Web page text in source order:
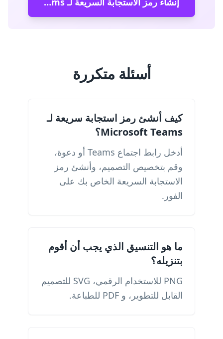
أسئلة متكررة
كيف أنشئ رمز استجابة سريعة لـ
Microsoft Teams؟
أدخل رابط اجتماع Teams أو دعوة،
وقم بتخصيص التصميم، وأنشئ رمز
الاستجابة السريعة الخاص بك على
الفور.
ما هو التنسيق الذي يجب أن أقوم
بتنزيله؟
PNG للاستخدام الرقمي، SVG للتصميم
القابل للتطوير، و PDF للطباعة.